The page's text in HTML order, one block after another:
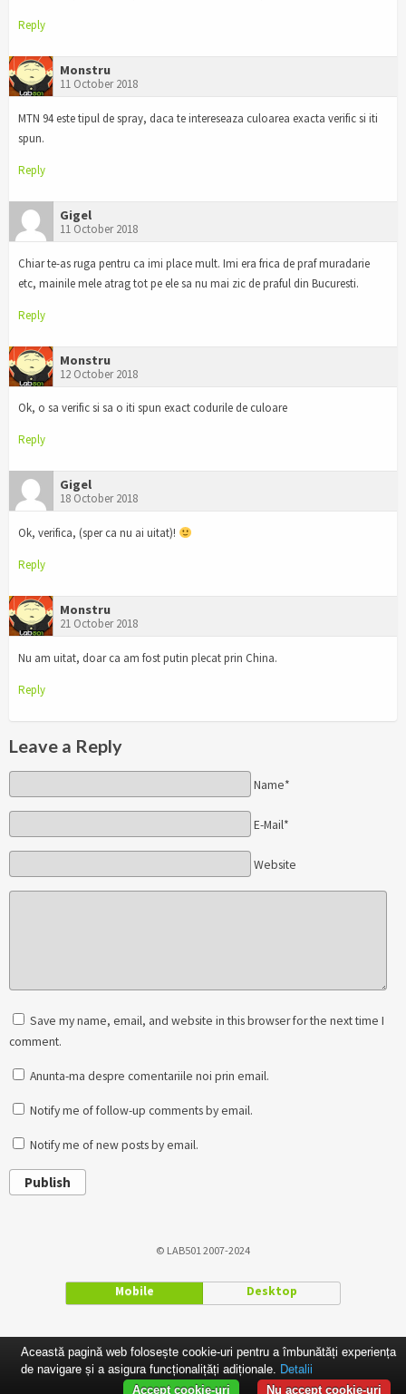
Reply
Monstru
11 October 2018
MTN 94 este tipul de spray, daca te intereseaza culoarea exacta verific si iti
spun.
Reply
Gigel
11 October 2018
Chiar te-as ruga pentru ca imi place mult. Imi era frica de praf muradarie
etc, mainile mele atrag tot pe ele sa nu mai zic de praful din Bucuresti.
Reply
Monstru
12 October 2018
Ok, o sa verific si sa o iti spun exact codurile de culoare
Reply
Gigel
18 October 2018
Ok, verifica, (sper ca nu ai uitat)!
Reply
Monstru
21 October 2018
Nu am uitat, doar ca am fost putin plecat prin China.
Reply
Leave a Reply
Name*
E-Mail*
Website
Save my name, email, and website in this browser for the next time I
comment.
Anunta-ma despre comentariile noi prin email.
Notify me of follow-up comments by email.
Notify me of new posts by email.
Publish
© LAB501 2007-2024
Mobile Desktop
Această pagină web folosește cookie-uri pentru a îmbunătăți experiența
de navigare și a asigura funcționalițăți adiționale. Detalii
Nu accept cookie-uri
Accept cookie-uri